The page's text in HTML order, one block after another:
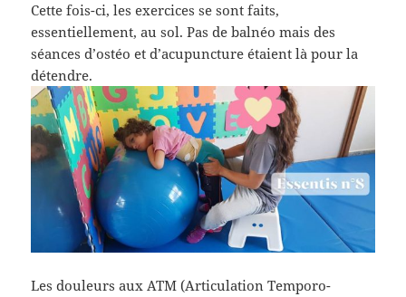
Cette fois-ci, les exercices se sont faits,
essentiellement, au sol. Pas de balnéo mais des
séances d’ostéo et d’acupuncture étaient là pour la
détendre.
Les douleurs aux ATM (Articulation Temporo-